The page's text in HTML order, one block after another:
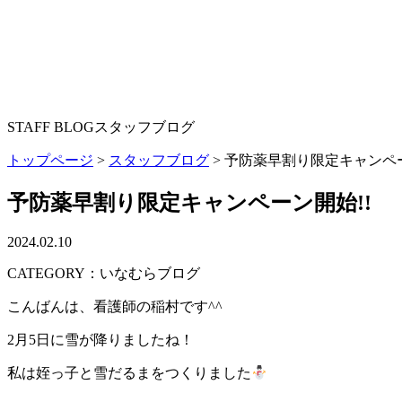
STAFF BLOGスタッフブログ
トップページ > スタッフブログ > 予防薬早割り限定キャンペ
予防薬早割り限定キャンペーン開始!!
2024.02.10
CATEGORY：いなむらブログ
こんばんは、看護師の稲村です‎^‎^
2月5日に雪が降りましたね！
私は姪っ子と雪だるまをつくりました